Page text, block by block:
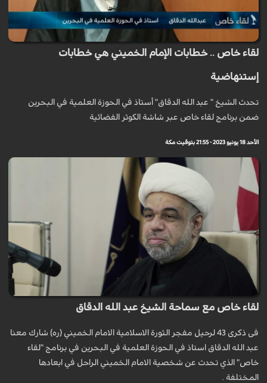
لقاء خاص .. خطابات الإمام الخميني هي خطابات
إستنهاضية
تحدث الشيخ " عبد الله الدقاق" أستاذ في الحوزة العلمية في البحرين
ضمن برنامج لقاء خاص عبر شاشة الكوثر الفضائية
الأحد 18 يونيو 2023 - 21:55 بتوقيت مكة
لقاء خاص مع سماحة الشيخ عبد الله الدقاق
فی ذکری 43 لرحيل مفجر الثورة الاسلامية الامام الخميني (ره) شارك معنا
عبد الله الدقاق استاذ في الحوزة العلمية في البحرين في برنامج "لقاء
خاص" الذي تحدث عن شخصية الامام الخميني الراحل في ابعادها
المختلفة .